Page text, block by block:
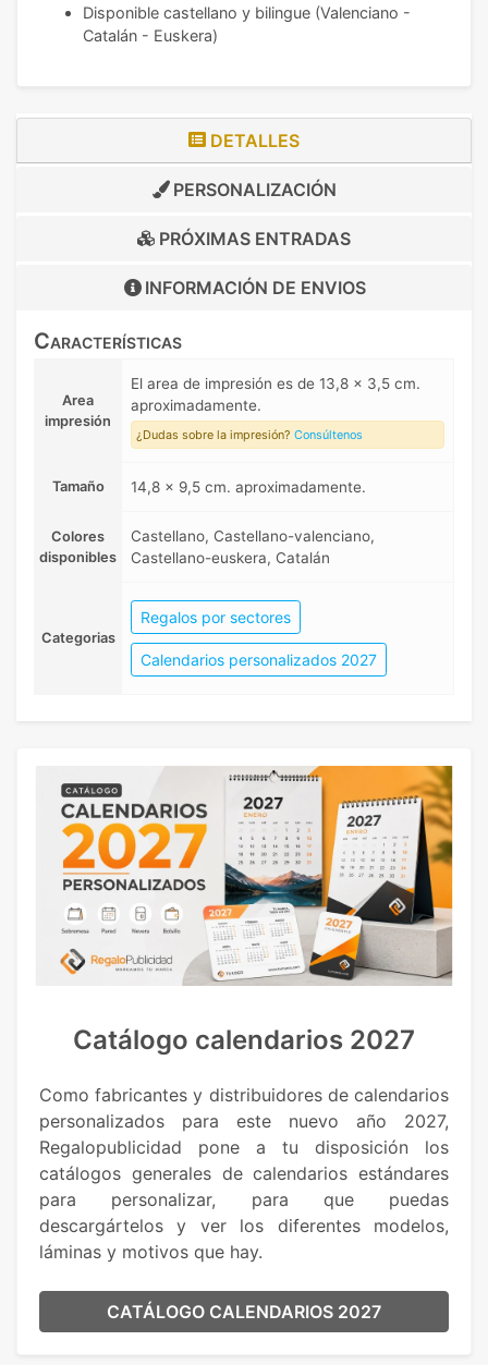
Disponible castellano y bilingue (Valenciano -
Catalán - Euskera)
DETALLES
PERSONALIZACIÓN
PRÓXIMAS ENTRADAS
INFORMACIÓN DE ENVIOS
Características
Area
impresión
El area de impresión es de 13,8 x 3,5 cm.
aproximadamente.
¿Dudas sobre la impresión? Consúltenos
Tamaño 14,8 x 9,5 cm. aproximadamente.
Colores
disponibles
Castellano, Castellano-valenciano,
Castellano-euskera, Catalán
Categorias
Regalos por sectores
Calendarios personalizados 2027
Catálogo calendarios 2027
Como fabricantes y distribuidores de calendarios
personalizados para este nuevo año 2027,
Regalopublicidad pone a tu disposición los
catálogos generales de calendarios estándares
para personalizar, para que puedas
descargártelos y ver los diferentes modelos,
láminas y motivos que hay.
CATÁLOGO CALENDARIOS 2027